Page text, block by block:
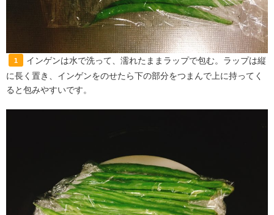
1
インゲンは水で洗って、濡れたままラップで包む。ラップは縦
に長く置き、インゲンをのせたら下の部分をつまんで上に持ってく
ると包みやすいです。